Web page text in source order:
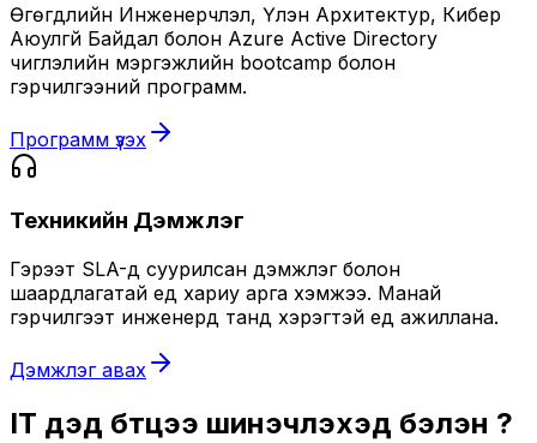
Өгөгдлийн Инженерчлэл, Үүлэн Архитектур, Кибер
Аюулгүй Байдал болон Azure Active Directory
чиглэлийн мэргэжлийн bootcamp болон
гэрчилгээний программ.
Программ үзэх
Техникийн Дэмжлэг
Гэрээт SLA-д суурилсан дэмжлэг болон
шаардлагатай үед хариу арга хэмжээ. Манай
гэрчилгээт инженерүүд танд хэрэгтэй үед ажиллана.
Дэмжлэг авах
IT дэд бүтцээ шинэчлэхэд бэлэн үү?